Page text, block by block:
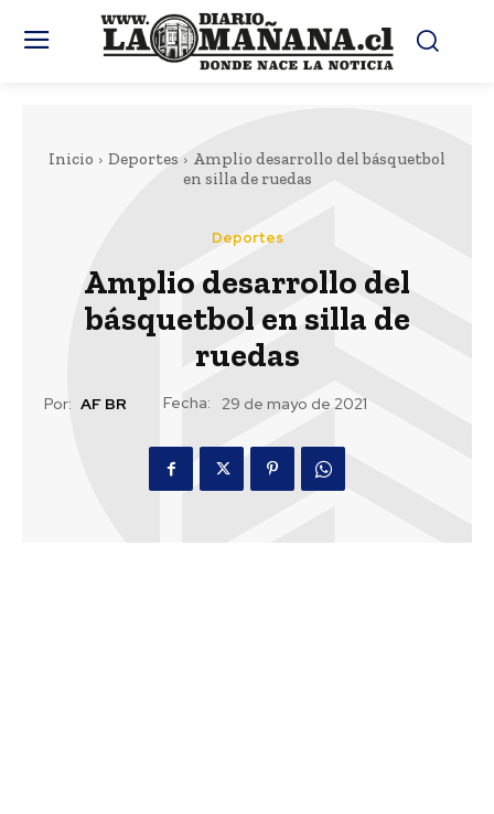
Inicio Deportes
Amplio desarrollo del básquetbol
en silla de ruedas
Deportes
Amplio desarrollo del
básquetbol en silla de
ruedas
Por: AF BR Fecha: 29 de mayo de 2021